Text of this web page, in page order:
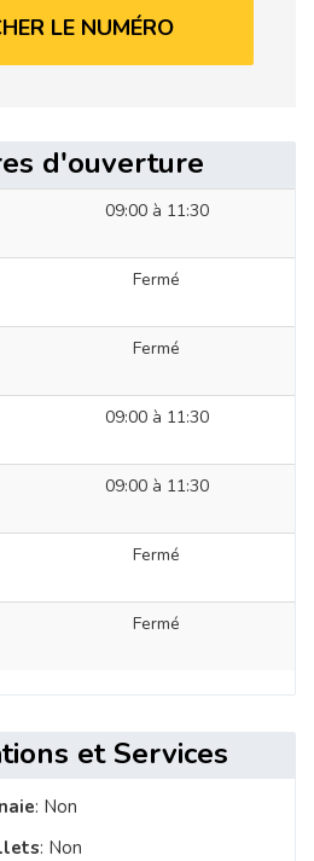
LE NUMÉRO
d'ouverture
09:00 à 11:30
Fermé
Fermé
09:00 à 11:30
09:00 à 11:30
Fermé
Fermé
et Services
: Non
: Non